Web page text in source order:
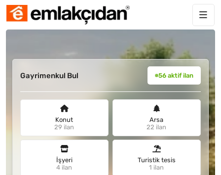
Gayrimenkul Bul 56 aktif ilan
Konut
29 ilan
Arsa
22 ilan
İşyeri
4 ilan
Turistik tesis
1 ilan